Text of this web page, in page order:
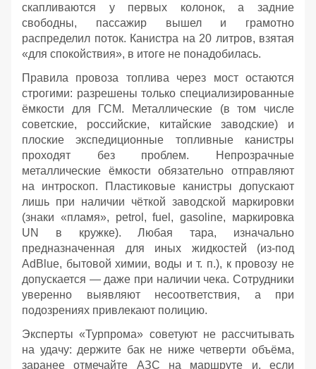
скапливаются у первых колонок, а задние
свободны, пассажир вышел и грамотно
распределил поток. Канистра на 20 литров, взятая
«для спокойствия», в итоге не понадобилась.
Правила провоза топлива через мост остаются
строгими: разрешены только специализированные
ёмкости для ГСМ. Металлические (в том числе
советские, российские, китайские заводские) и
плоские экспедиционные топливные канистры
проходят без проблем. Непрозрачные
металлические ёмкости обязательно отправляют
на интроскоп. Пластиковые канистры допускают
лишь при наличии чёткой заводской маркировки
(знаки «пламя», petrol, fuel, gasoline, маркировка
UN в кружке). Любая тара, изначально
предназначенная для иных жидкостей (из‑под
AdBlue, бытовой химии, воды и т. п.), к провозу не
допускается — даже при наличии чека. Сотрудники
уверенно выявляют несоответствия, а при
подозрениях привлекают полицию.
Эксперты «Турпрома» советуют не рассчитывать
на удачу: держите бак не ниже четверти объёма,
заранее отмечайте АЗС на маршруте и, если